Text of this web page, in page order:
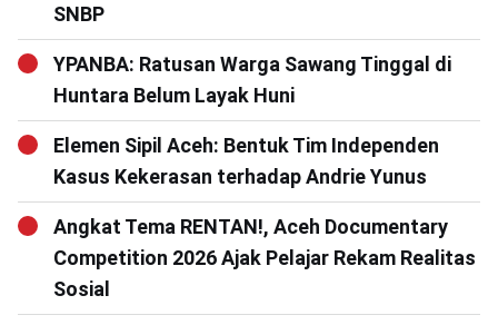
SNBP
YPANBA: Ratusan Warga Sawang Tinggal di
Huntara Belum Layak Huni
Elemen Sipil Aceh: Bentuk Tim Independen
Kasus Kekerasan terhadap Andrie Yunus
Angkat Tema RENTAN!, Aceh Documentary
Competition 2026 Ajak Pelajar Rekam Realitas
Sosial